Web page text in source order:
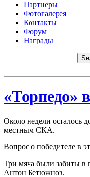
Партнеры
Фотогалерея
Контакты
Форум
Награды
«Торпедо»
Около недели осталось
местным СКА.
Вопрос о победителе в
Три мяча были забиты в
Антон Бетюжнов.